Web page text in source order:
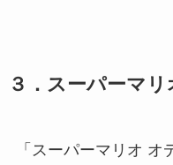
３．スーパーマ
「スーパーマリオ